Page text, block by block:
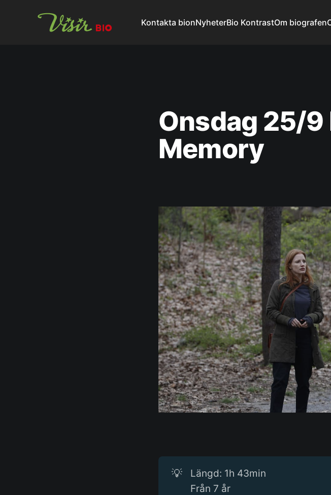
Kontakta bionNyheterBio KontrastOm biografen
Onsdag 25/9
Memory
💡
Längd: 1h 43min
Från 7 år